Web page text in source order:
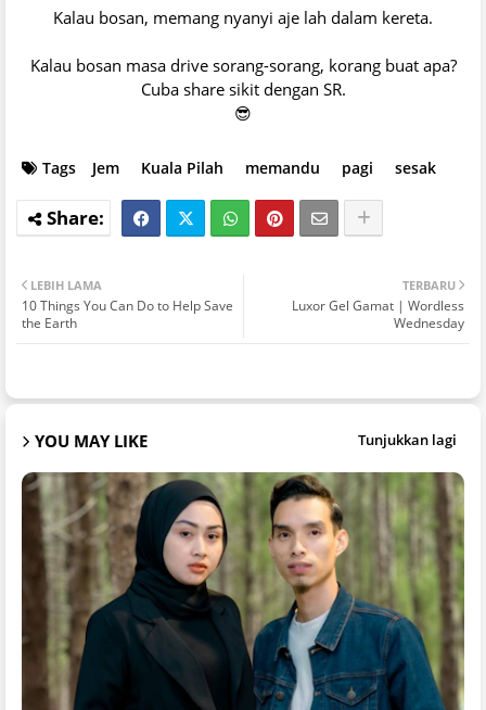
Kalau bosan, memang nyanyi aje lah dalam kereta.
Kalau bosan masa drive sorang-sorang, korang buat apa?
Cuba share sikit dengan SR.
😎
Tags Jem Kuala Pilah memandu pagi sesak
TERBARU
Luxor Gel Gamat | Wordless
Wednesday
LEBIH LAMA
10 Things You Can Do to Help Save
the Earth
YOU MAY LIKE Tunjukkan lagi